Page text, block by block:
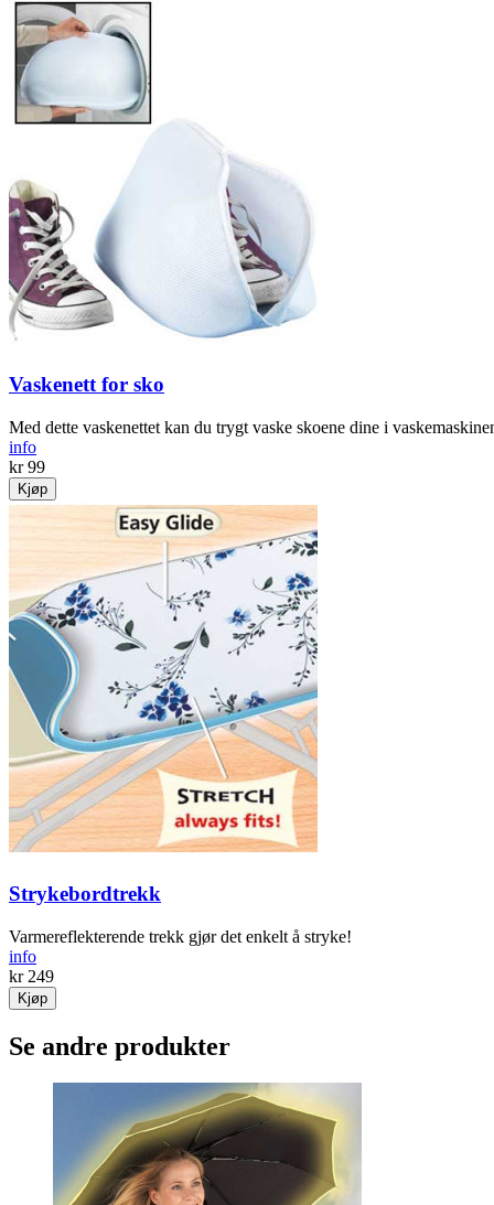
Vaskenett for sko
Med dette vaskenettet kan du trygt vaske skoene dine i
info
kr 99
Kjøp
Strykebordtrekk
Varmereflekterende trekk gjør det enkelt å stryke!
info
kr 249
Kjøp
Se andre produkter